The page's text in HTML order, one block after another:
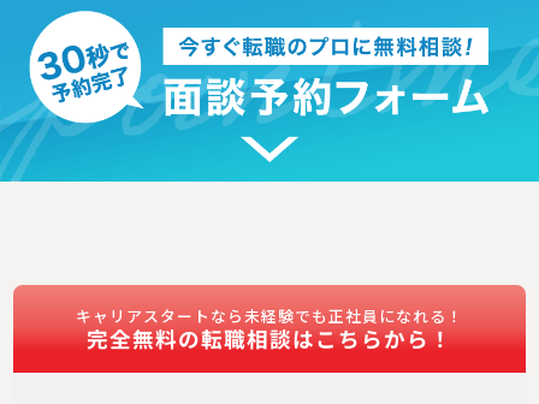
キャリアスタートなら未経験でも正社員になれる！
完全無料の転職相談はこちらから！